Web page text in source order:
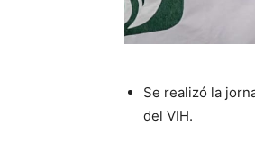
Se realizó la
del VIH.